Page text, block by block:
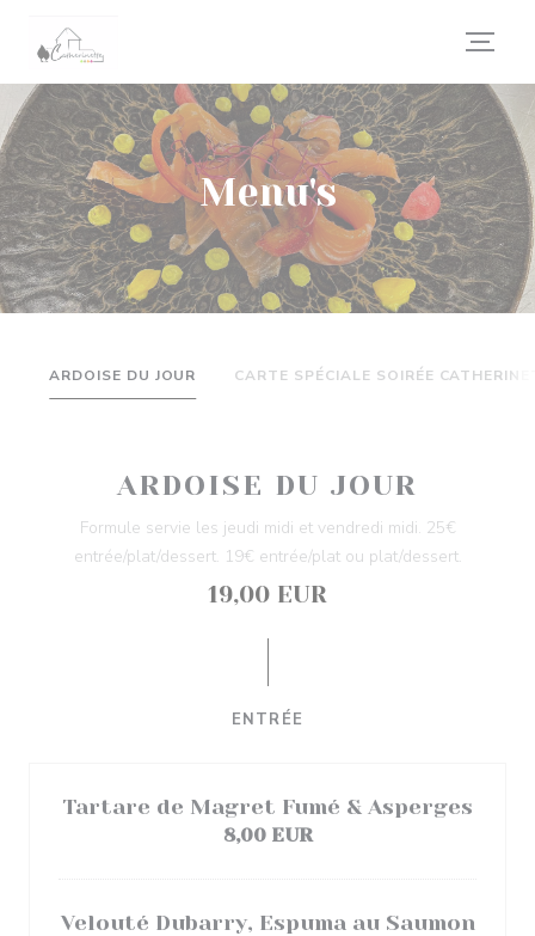
Menu's
ARDOISE DU JOUR CARTE SPÉCIALE SOIRÉE
ARDOISE DU JOUR
Formule servie les jeudi midi et vendredi midi. 25€
entrée/plat/dessert. 19€ entrée/plat ou plat/dessert.
19,00 EUR
ENTRÉE
Tartare de Magret Fumé & Asperges
8,00 EUR
Velouté Dubarry, Espuma au Saumon